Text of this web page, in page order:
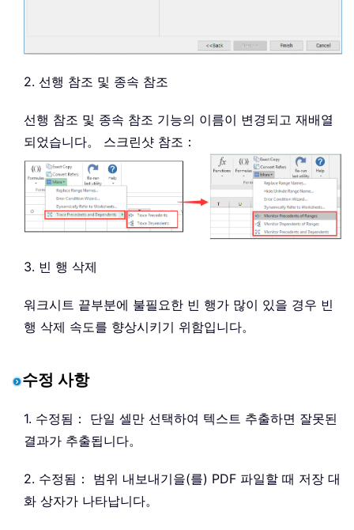
2. 선행 참조 및 종속 참조
선행 참조 및 종속 참조 기능의 이름이 변경되고 재배열
되었습니다。 스크린샷 참조：
3. 빈 행 삭제
워크시트 끝부분에 불필요한 빈 행가 많이 있을 경우 빈
행 삭제 속도를 향상시키기 위함입니다。
수정 사항
1. 수정됨： 단일 셀만 선택하여 텍스트 추출하면 잘못된
결과가 추출됩니다。
2. 수정됨： 범위 내보내기을(를) PDF 파일할 때 저장 대
화 상자가 나타납니다。